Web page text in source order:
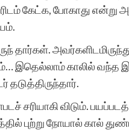
கேட்க, போகாது என்று
தார்கள்.
இதெல்லாம் காலில்
சரியாகி விடும்.
புற்று நோயால் கால்
தங்கள்